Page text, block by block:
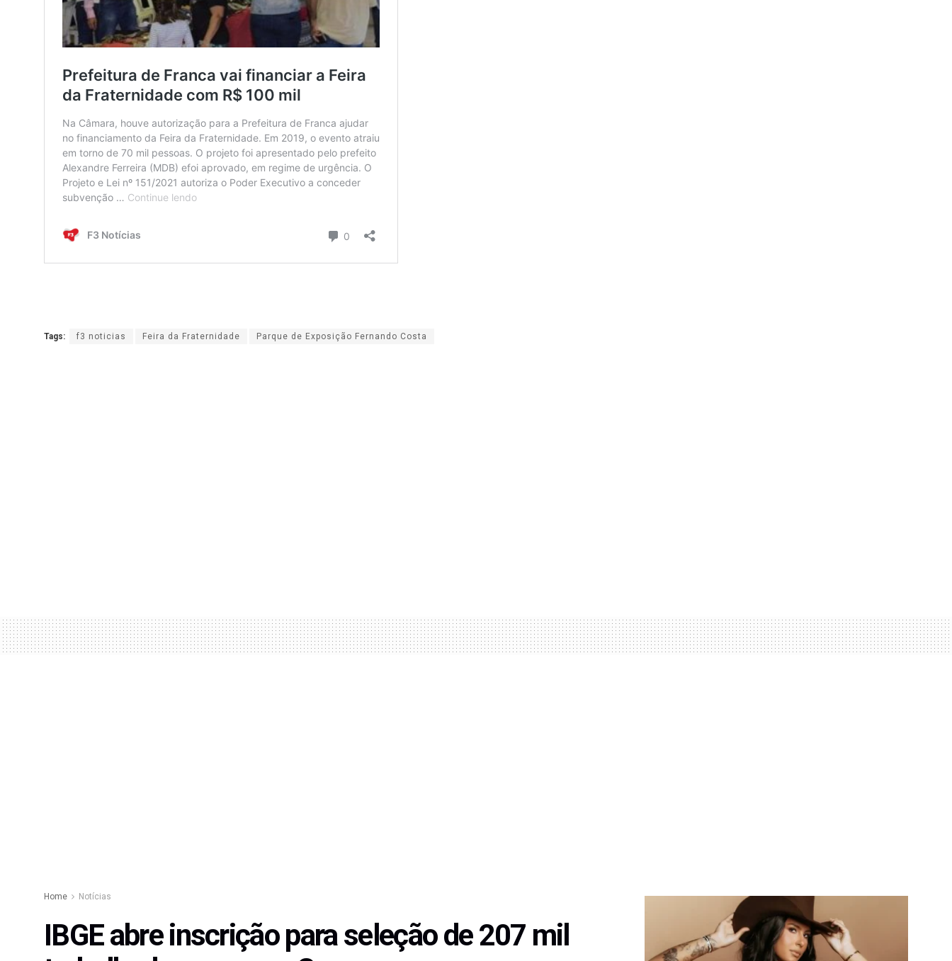
Tags: f3 noticias Feira da Fraternidade Parque de Exposição Fernando Costa
Home Notícias
IBGE abre inscrição para seleção de 207 mil